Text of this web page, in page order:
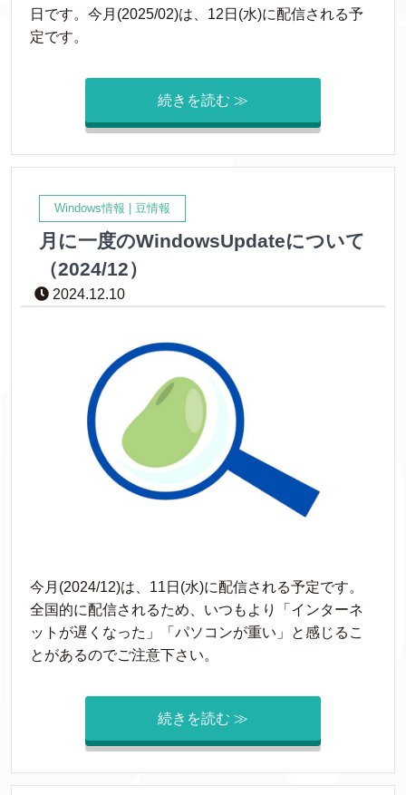
日です。今月(2025/02)は、12日(水)に配信される予
定です。
続きを読む ≫
Windows情報 豆情報
月に一度のWindowsUpdateについて
（2024/12）
2024.12.10
今月(2024/12)は、11日(水)に配信される予定です。
全国的に配信されるため、いつもより「インターネ
ットが遅くなった」「パソコンが重い」と感じるこ
とがあるのでご注意下さい。
続きを読む ≫